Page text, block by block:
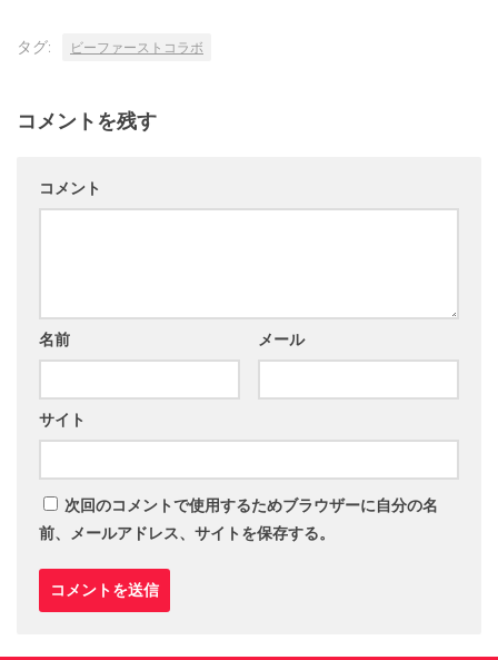
タグ: ビーファーストコラボ
コメントを残す
コメント
名前 メール
サイト
次回のコメントで使用するためブラウザーに自分の名
前、メールアドレス、サイトを保存する。